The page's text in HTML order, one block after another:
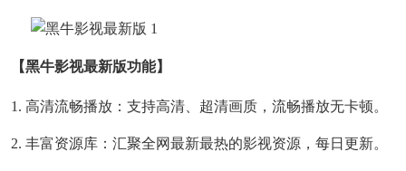
【黑牛影视最新版功能】
1. 高清流畅播放：支持高清、超清画质，流畅播放无卡顿。
2. 丰富资源库：汇聚全网最新最热的影视资源，每日更新。